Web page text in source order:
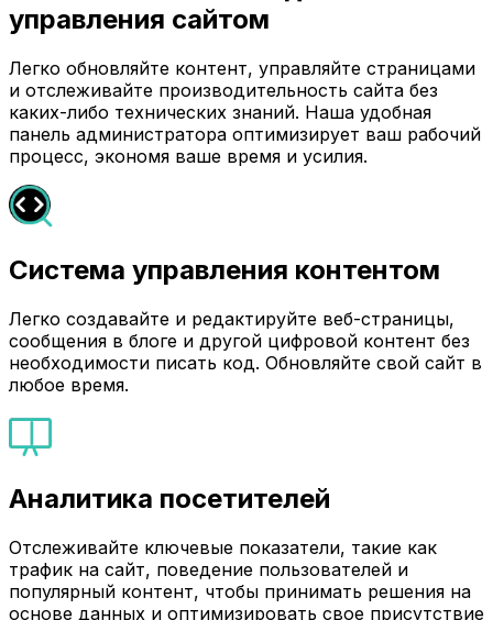
управления сайтом
Легко обновляйте контент, управляйте страницами
и отслеживайте производительность сайта без
каких-либо технических знаний. Наша удобная
панель администратора оптимизирует ваш рабочий
процесс, экономя ваше время и усилия.
Система управления контентом
Легко создавайте и редактируйте веб-страницы,
сообщения в блоге и другой цифровой контент без
необходимости писать код. Обновляйте свой сайт в
любое время.
Аналитика посетителей
Отслеживайте ключевые показатели, такие как
трафик на сайт, поведение пользователей и
популярный контент, чтобы принимать решения на
основе данных и оптимизировать свое присутствие